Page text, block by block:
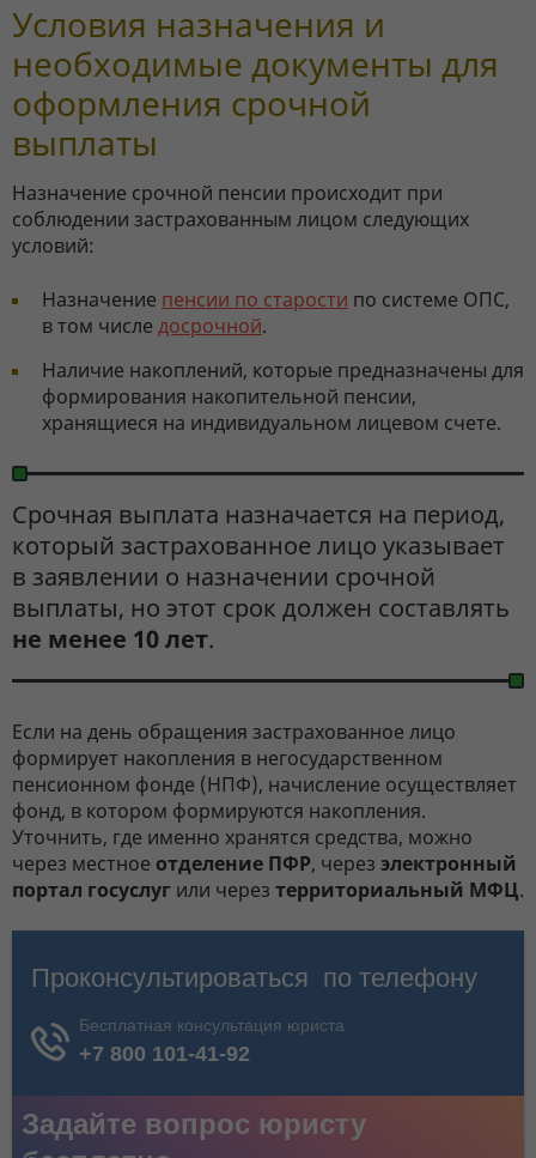
Условия назначения и
необходимые документы для
оформления срочной
выплаты
Назначение срочной пенсии происходит при
соблюдении застрахованным лицом следующих
условий:
Назначение пенсии по старости по системе ОПС,
в том числе досрочной.
Наличие накоплений, которые предназначены для
формирования накопительной пенсии,
хранящиеся на индивидуальном лицевом счете.
Срочная выплата назначается на период,
который застрахованное лицо указывает
в заявлении о назначении срочной
выплаты, но этот срок должен составлять
не менее 10 лет.
Если на день обращения застрахованное лицо
формирует накопления в негосударственном
пенсионном фонде (НПФ), начисление осуществляет
фонд, в котором формируются накопления.
Уточнить, где именно хранятся средства, можно
через местное отделение ПФР, через электронный
портал госуслуг или через территориальный МФЦ.